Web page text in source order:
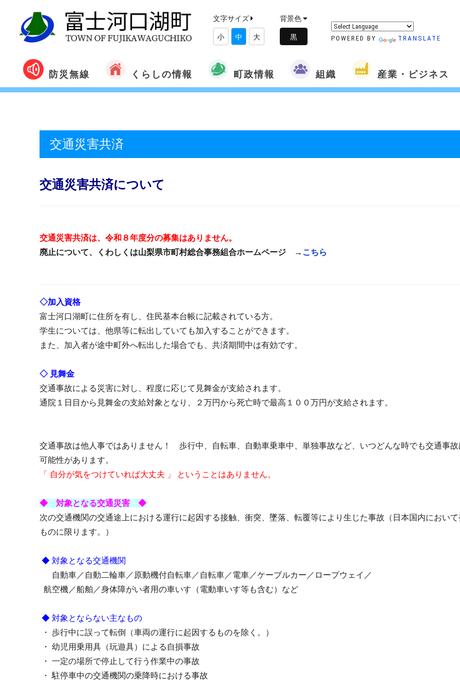
文字サイズ
小 中 大
背景色
POWERED BY TRANSLATE
防災無線 くらしの情報 町政情報 組織 産業・ビジネス
交通災害共済
交通災害共済について
交通災害共済は、令和８年度分の募集はありません。
廃止について、くわしくは山梨県市町村総合事務組合ホームページ → こちら
◇加入資格
富士河口湖町に住所を有し、住民基本台帳に記載されている方。
学生については、他県等に転出していても加入することができます。
また、加入者が途中町外へ転出した場合でも、共済期間中は有効です。
◇ 見舞金
交通事故による災害に対し、程度に応じて見舞金が支給されま
通院１日目から見舞金の支給対象となり、２万円から死亡時で最高１００万円が支給されます。
交通事故は他人事ではありません！ 歩行中、自転車、自動車乗車中、単独事故など、いつどんな時でも交通事
可能性があります。
「 自分が気をつけていれば大丈夫 」 ということはありません。
◆ 対象となる交通災害 ◆
次の交通機関の交通途上における運行に起因する接触、衝突、墜落、転覆等により生じた事故（日本国内におい
ものに限ります。）
◆ 対象となる交通機関
自動車／自動二輪車／原動機付自転車／自転車／電車／ケーブルカー／ロープウェイ／
航空機／船舶／身体障がい者用の車いす（電動車いす等も含む）など
◆ 対象とならない主なもの
・ 歩行中に誤って転倒（車両の運行に起因するものを除く。）
・ 幼児用乗用具（玩遊具）による自損事故
・ 一定の場所で停止して行う作業中の事故
・ 駐停車中の交通機関の乗降時における事故